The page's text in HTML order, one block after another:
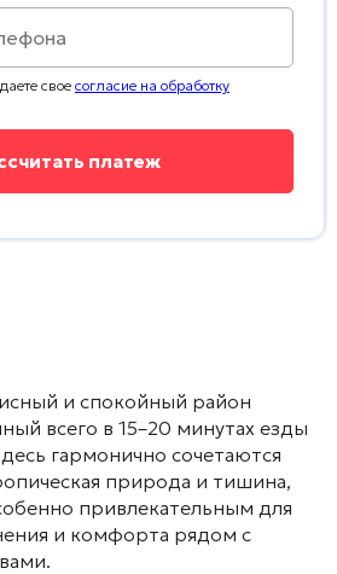
свое согласие на обработку
и спокойный район
всего в 15–20 минутах езды
гармонично сочетаются
природа и тишина,
привлекательным для
и комфорта рядом с